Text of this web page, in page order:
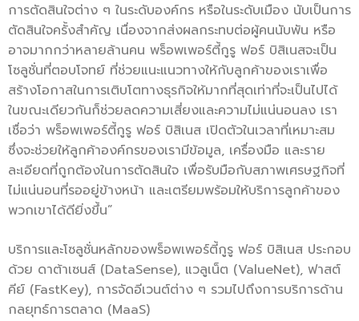
การตัดสินใจต่าง ๆ ในระดับองค์กร หรือในระดับเมือง นับเป็นการ
ตัดสินใจครั้งสำคัญ เนื่องจากส่งผลกระทบต่อผู้คนนับพัน หรือ
อาจมากกว่าหลายล้านคน พร็อพเพอร์ตี้กูรู ฟอร์ บิสิเนสจะเป็น
โซลูชั่นที่ตอบโจทย์ ที่ช่วยแนะแนวทางให้กับลูกค้าของเราเพื่อ
สร้างโอกาสในการเติบโตทางธุรกิจให้มากที่สุดเท่าที่จะเป็นไปได้
ในขณะเดียวกันก็ช่วยลดความเสี่ยงและความไม่แน่นอนลง เรา
เชื่อว่า พร็อพเพอร์ตี้กูรู ฟอร์ บิสิเนส เปิดตัวในเวลาที่เหมาะสม
ซึ่งจะช่วยให้ลูกค้าองค์กรของเรามีข้อมูล, เครื่องมือ และราย
ละเอียดที่ถูกต้องในการตัดสินใจ เพื่อรับมือกับสภาพเศรษฐกิจที่
ไม่แน่นอนที่รออยู่ข้างหน้า และเตรียมพร้อมให้บริการลูกค้าของ
พวกเขาได้ดียิ่งขึ้น”
บริการและโซลูชั่นหลักของพร็อพเพอร์ตี้กูรู ฟอร์ บิสิเนส ประกอบ
ด้วย ดาต้าเซนส์ (DataSense), แวลูเน็ต (ValueNet), ฟาสต์
คีย์ (FastKey), การจัดอีเวนต์ต่าง ๆ รวมไปถึงการบริการด้าน
กลยุทธ์การตลาด (MaaS)